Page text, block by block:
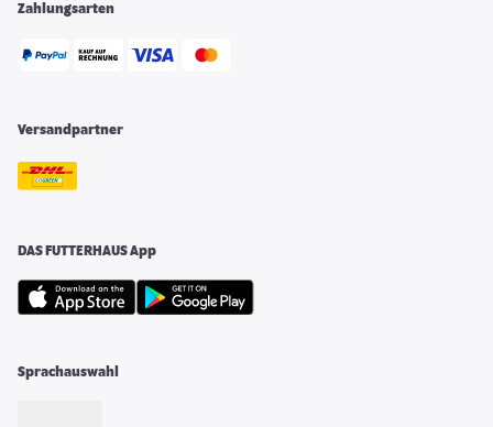
Zahlungsarten
Versandpartner
DAS FUTTERHAUS App
Sprachauswahl